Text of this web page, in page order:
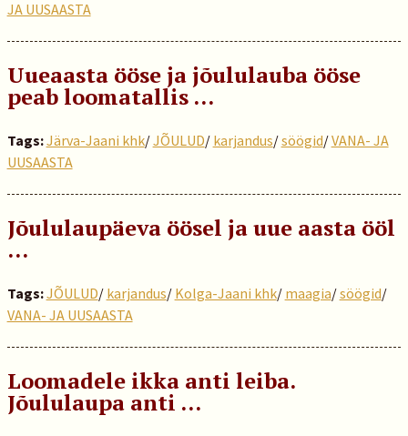
JA UUSAASTA
Uueaasta ööse ja jõululauba ööse
peab loomatallis …
Tags:Järva-Jaani khk/JÕULUD/ karjandus/söögid/VANA- JA
UUSAASTA
Jõululaupäeva öösel ja uue aasta ööl
…
Tags:JÕULUD/ karjandus/ Kolga-Jaani khk/ maagia/söögid/
VANA- JA UUSAASTA
Loomadele ikka anti leiba.
Jõululaupa anti …